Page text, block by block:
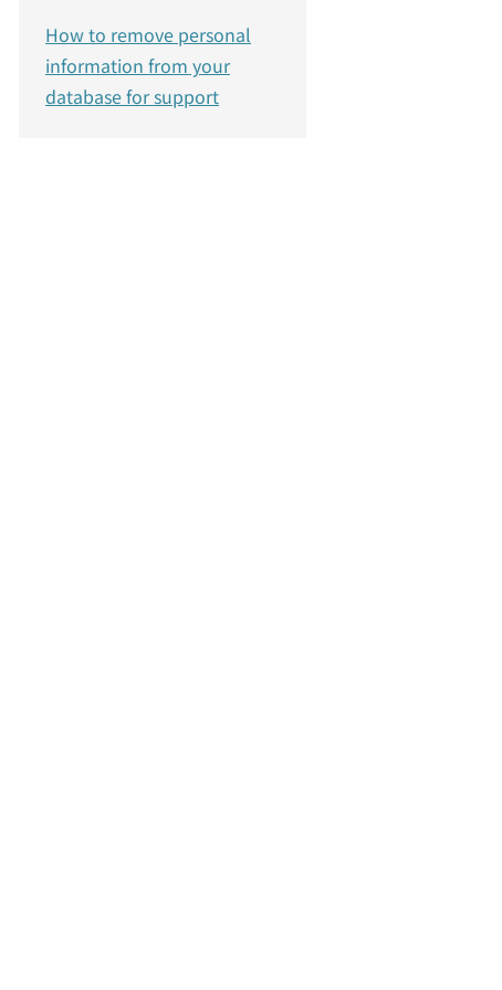
How to remove personal
information from your
database for support